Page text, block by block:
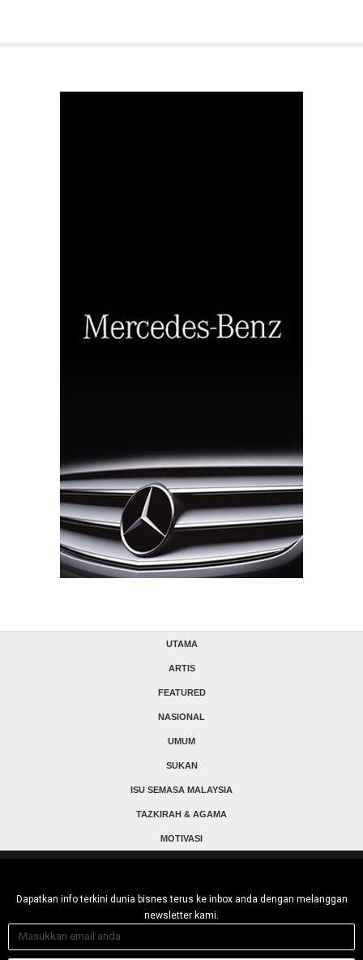
UTAMA
ARTIS
FEATURED
NASIONAL
UMUM
SUKAN
ISU SEMASA MALAYSIA
TAZKIRAH & AGAMA
MOTIVASI
Dapatkan info terkini dunia bisnes terus ke inbox anda dengan melanggan
newsletter kami.